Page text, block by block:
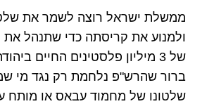
ממשלת ישראל רוצה לשמר את
ולמנוע את קריסתה כדי שתנהל את
של 3 מיליון פלסטינים החיים
ברור שהרש"פ נלחמת רק נגד מי
שלטונו של מחמוד עבאס או מותח